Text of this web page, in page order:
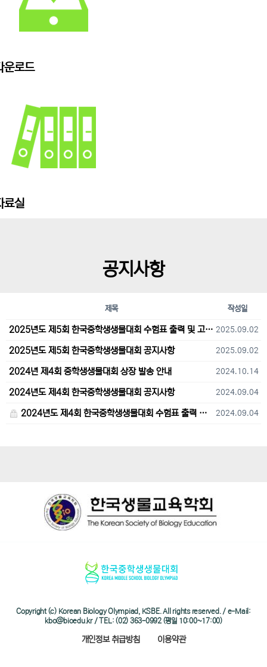
운로드
료실
공지사항
제목 작성일
2025년도 제5회 한국중학생생물대회 수험표 출력 및 고사장 오시는 길 안내 2025.09.02
2025년도 제5회 한국중학생생물대회 공지사항 2025.09.02
2024년 제4회 중학생생물대회 상장 발송 안내 2024.10.14
2024년도 제4회 한국중학생생물대회 공지사항 2024.09.04
2024년도 제4회 한국중학생생물대회 수험표 출력 및 고사장 오시는 길 안내 2024.09.04
Copyright (c) Korean Biology Olympiad, KSBE. All rights reserved. / e-Mail:
kbo@bioedu.kr / TEL: (02) 363-0992 (평일 10:00~17:00)
개인정보 취급방침 이용약관